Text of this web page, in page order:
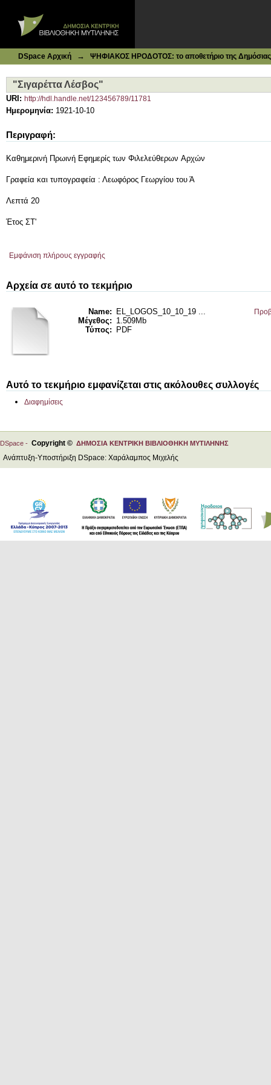
DSpace Αρχική → ΨΗΦΙΑΚΟΣ ΗΡΟΔΟΤΟΣ: το αποθετήριο της Δημόσιας
"Σιγαρέττα Λέσβος"
URI: http://hdl.handle.net/123456789/11781
Ημερομηνία: 1921-10-10
Περιγραφή:
Καθημερινή Πρωινή Εφημερίς των Φιλελεύθερων Aρχών
Γραφεία και τυπογραφεία : Λεωφόρος Γεωργίου του Ά
Λεπτά 20
Έτος ΣΤ'
Εμφάνιση πλήρους εγγραφής
Αρχεία σε αυτό το τεκμήριο
Name:
EL_LOGOS_10_10_19 ...
Μέγεθος: 1.509Mb
Τύπος:
PDF
Αυτό το τεκμήριο εμφανίζεται στις ακόλουθες συλλογές
Διαφημίσεις
DSpace - Copyright © ΔΗΜΟΣΙΑ ΚΕΝΤΡΙΚΗ ΒΙΒΛΙΟΘΗΚΗ ΜΥΤΙΛΗΝΗΣ
Ανάπτυξη-Υποστήριξη DSpace: Χαράλαμπος Μιχελής